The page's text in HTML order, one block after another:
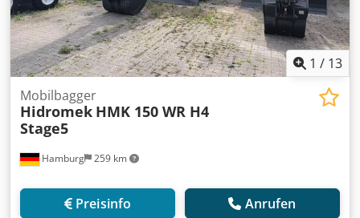
1 / 13
Hamburg 259 km
Mobilbagger
Hidromek HMK 150 WR H4
Stage5
Preisinfo Anrufen